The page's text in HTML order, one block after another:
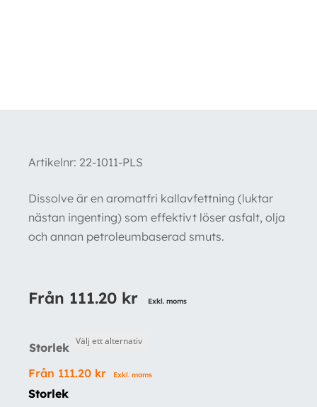
Artikelnr: 22-1011-PLS
Dissolve är en aromatfri kallavfettning (luktar
nästan ingenting) som effektivt löser asfalt, olja
och annan petroleumbaserad smuts.
Från 111.20 kr Exkl. moms
Storlek
Från 111.20 kr Exkl. moms
Storlek